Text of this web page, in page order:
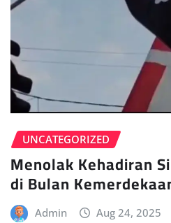
UNCATEGORIZED
Menolak Kehadiran
di Bulan
Admin Aug 24, 2025